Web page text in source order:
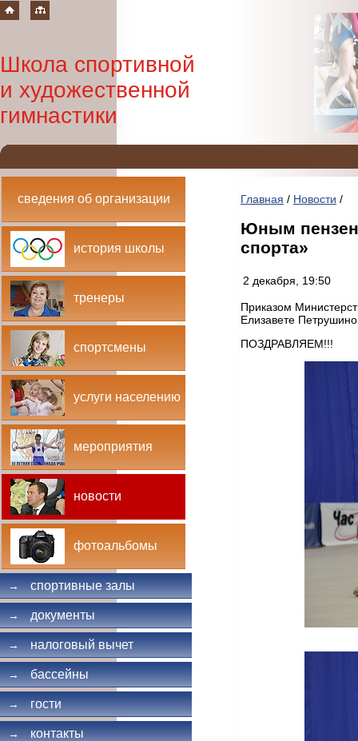
Школа спортивной
и художественной
гимнастики
сведения об организации
история школы
тренеры
спортсмены
услуги населению
мероприятия
новости
фотоальбомы
→ спортивные залы
→ документы
→ налоговый вычет
→ бассейны
→ гости
→ контакты
Главная / Новости /
Юным
спорта»
2 декабря, 19:50
Приказом
Елизавете
ПОЗДРАВЛЯЕМ!!!